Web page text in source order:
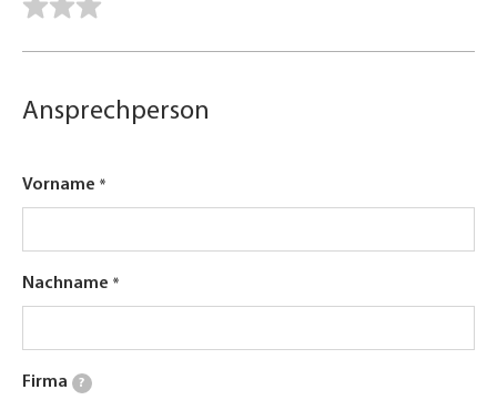
Ansprechperson
Vorname
Nachname
Firma ?